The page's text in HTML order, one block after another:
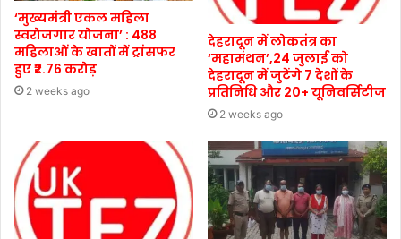
‘मुख्यमंत्री एकल महिला
स्वरोजगार योजना’ : 488
महिलाओं के खातों में ट्रांसफर
हुए ₹2.76 करोड़
2 weeks ago
देहरादून में लोकतंत्र का
‘महामंथन’,24 जुलाई को
देहरादून में जुटेंगे 7 देशों के
प्रतिनिधि और 20+ यूनिवर्सिटीज
2 weeks ago